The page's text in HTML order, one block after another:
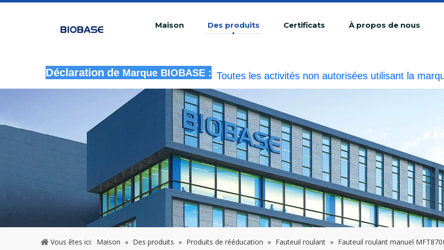
Maison Des produits Certificats À propos de nous
Déclaration de Marque BIOBASE :
une contrefaçon illégale.BIOBASE enquêtera sur
Vous êtes ici: Maison » Des produits » Produits de rééducation » Fauteuil roulant » Fauteuil roulant manuel